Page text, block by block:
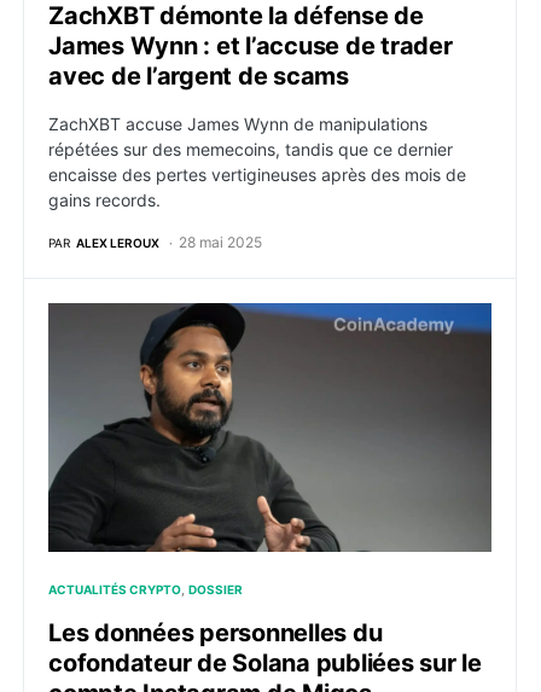
ZachXBT démonte la défense de
James Wynn : et l’accuse de trader
avec de l’argent de scams
ZachXBT accuse James Wynn de manipulations
répétées sur des memecoins, tandis que ce dernier
encaisse des pertes vertigineuses après des mois de
gains records.
PAR ALEX LEROUX 28 mai 2025
Les données personnelles du cofondateur de
ACTUALITÉS CRYPTO DOSSIER
Les données personnelles du
cofondateur de Solana publiées sur le